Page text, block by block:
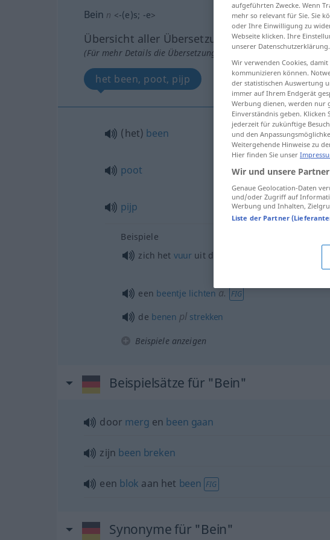
Bein n <-(e)s; -e>
Übersicht aller Übersetzungen
(Für mehr Details die Übersetzung anklicken/antippen)
het been, poot, pijp
(het) been
poot
pijp
Beispiele
zich het vuur uit de
een beentje lichtena. FIG
de benen pl strekken
Beispiele anzeigen
Beispielsätze für "Bein"
door merg en been gaan
zijn been breken
een blok aan het been FIG
Synonyme für "Bein"
aufgeführten Zwecke. Wenn
mehr so relevant für Sie. Sie
oder Ihre Einwilligung zu
Webseite klicken. Ihre
unserer Datenschutzerklärung.
Wir verwenden Cookies,
kommunizieren können.
der statistischen Auswertung
immer auf Ihrem Endgerät
Werbung dienen, werden nur
Einverständnis geben.
jederzeit für zukünftige
und den
Weitergehende Hinweise zu
Hier finden Sie unser
Wir und unsere
Genaue Geolocation-Daten
und/oder Zugriff auf
Werbung und Inhalten,
Liste der Partner